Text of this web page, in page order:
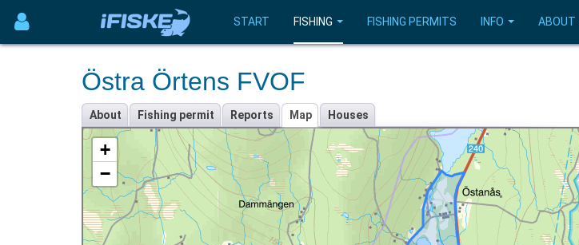
START FISHING FISHING PERMITS INFO ABOUT
Östra Örtens FVOF
About Fishing permit Reports Map Houses
+
−